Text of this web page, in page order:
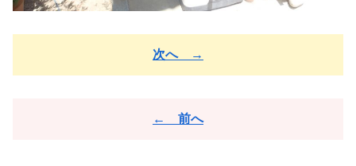
次へ →
← 前へ